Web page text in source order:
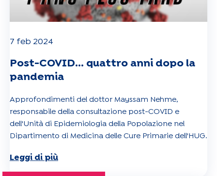
7 feb 2024
Post-COVID... quattro anni dopo la
pandemia
Approfondimenti del dottor Mayssam Nehme,
responsabile della consultazione post-COVID e
dell'Unità di Epidemiologia della Popolazione nel
Dipartimento di Medicina delle Cure Primarie dell'HUG.
Leggi di più